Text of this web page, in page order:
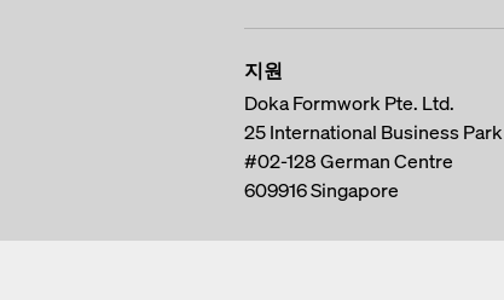
지원
Doka Formwork Pte. Ltd.
25 International Business Park
#02-128 German Centre
609916Singapore